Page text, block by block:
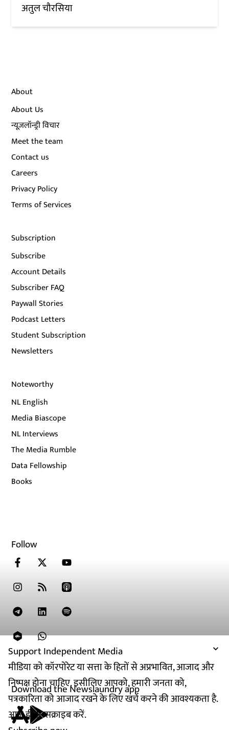
Support Independent Media
मीडिया को कॉरपोरेट या सत्ता के हितों से अप्रभावित, आजाद और
निष्पक्ष होना चाहिए. इसीलिए आपको, हमारी जनता को,
पत्रकारिता को आजाद रखने के लिए खर्च करने की आवश्यकता है.
आज ही सब्सक्राइब करें.
अतुल चौरसिया
About
About Us
न्यूज़लॉन्ड्री विचार
Meet the team
Contact us
Careers
Privacy Policy
Terms of Services
Subscription
Subscribe
Account Details
Subscriber FAQ
Paywall Stories
Podcast Letters
Student Subscription
Newsletters
Noteworthy
NL English
Media Biascope
NL Interviews
The Media Rumble
Data Fellowship
Books
Follow
Download the Newslaundry app